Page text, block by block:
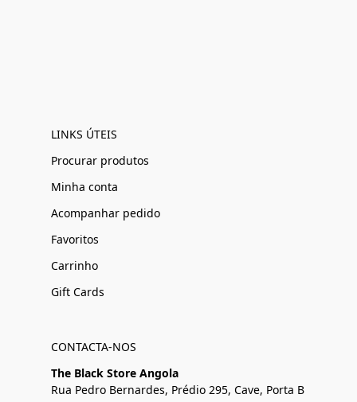
LINKS ÚTEIS
Procurar produtos
Minha conta
Acompanhar pedido
Favoritos
Carrinho
Gift Cards
CONTACTA-NOS
The Black Store Angola
Rua Pedro Bernardes, Prédio 295, Cave, Porta B